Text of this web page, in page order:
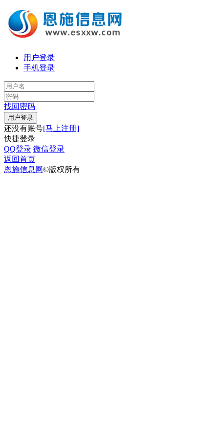
用户登录
手机登录
找回密码
还没有账号[马上注册]
快捷登录
QQ登录 微信登录
返回首页
恩施信息网©版权所有